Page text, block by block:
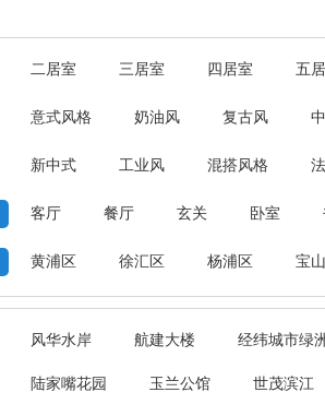
二居室 三居室 四居室 五
意式风格 奶油风 复古风
新中式 工业风 混搭风格
客厅 餐厅 玄关 卧室
黄浦区 徐汇区 杨浦区 宝
风华水岸 航建大楼 经纬城市绿
陆家嘴花园 玉兰公馆 世茂滨江